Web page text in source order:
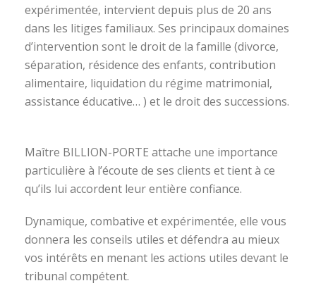
expérimentée, intervient depuis plus de 20 ans
dans les litiges familiaux. Ses principaux domaines
d’intervention sont le droit de la famille (divorce,
séparation, résidence des enfants, contribution
alimentaire, liquidation du régime matrimonial,
assistance éducative… ) et le droit des successions.
Maître BILLION-PORTE attache une importance
particulière à l’écoute de ses clients et tient à ce
qu’ils lui accordent leur entière confiance.
Dynamique, combative et expérimentée, elle vous
donnera les conseils utiles et défendra au mieux
vos intérêts en menant les actions utiles devant le
tribunal compétent.